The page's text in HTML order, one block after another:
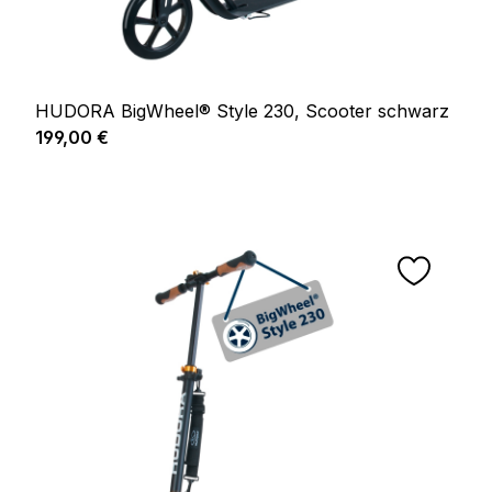
HUDORA BigWheel® Style 230, Scooter schwarz
Regulärer Preis:
199,00 €